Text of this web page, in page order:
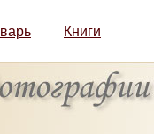
Книги